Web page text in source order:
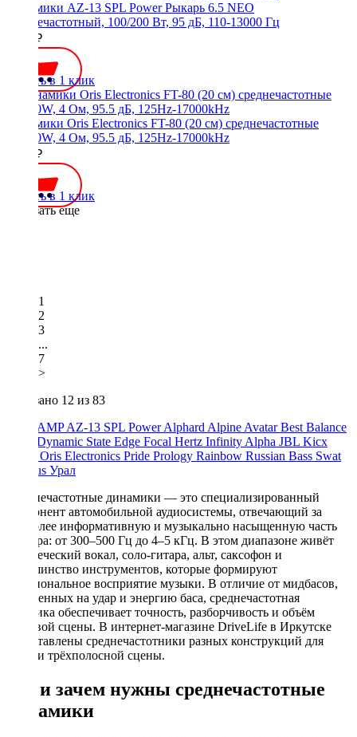
Динамики AZ-13 SPL Power Рыкарь 6.5 NEO
среднечастотный, 100/200 Вт, 95 дБ, 110-13000 Гц
6790 ₽
Купить в 1 клик
Динамики Oris Electronics FT-80 (20 см) среднечастотные
90/180W, 4 Ом, 95.5 дБ, 125Hz-17000kHz
4300 ₽
Купить в 1 клик
Показать еще
1
2
3
...
7
>
Показано 12 из 83
AMP AZ-13 SPL Power Alphard Alpine Avatar Best Balance
Dynamic State Edge Focal Hertz Infinity Alpha JBL Kicx
Oris Electronics Pride Prology Rainbow Russian Bass Swat
Xcelsus Урал
Среднечастотные динамики — это специализированный
компонент автомобильной аудиосистемы, отвечающий за
наиболее информативную и музыкально насыщенную часть
спектра: от 300–500 Гц до 4–5 кГц. В этом диапазоне живёт
человеческий вокал, соло-гитара, альт, саксофон и
большинство инструментов, которые формируют
эмоциональное восприятие музыки. В отличие от мидбасов,
нацеленных на удар и энергию баса, среднечастотная
акустика обеспечивает точность, разборчивость и объём
звуковой сцены. В интернет-магазине DriveLife в Иркутске
представлены среднечастотники разных конструкций для
сборки трёхполосной сцены.
Где и зачем нужны среднечастотные
динамики